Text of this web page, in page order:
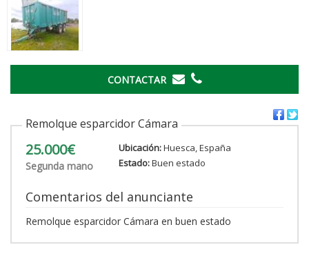
CONTACTAR
Remolque esparcidor Cámara
25.000€
Segunda mano
Ubicación:Huesca, España
Estado:Buen estado
Comentarios del anunciante
Remolque esparcidor Cámara en buen estado